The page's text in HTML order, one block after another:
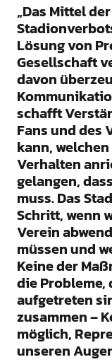
„Das Mittel
Lösung von
Gesellschaft
davon
schafft
Fans und des
kann,
Verhalten
gelangen,
muss. Das
Schritt, wenn
Verein
müssen und
Keine der
die Probleme,
aufgetreten
zusammen –
möglich,
unseren